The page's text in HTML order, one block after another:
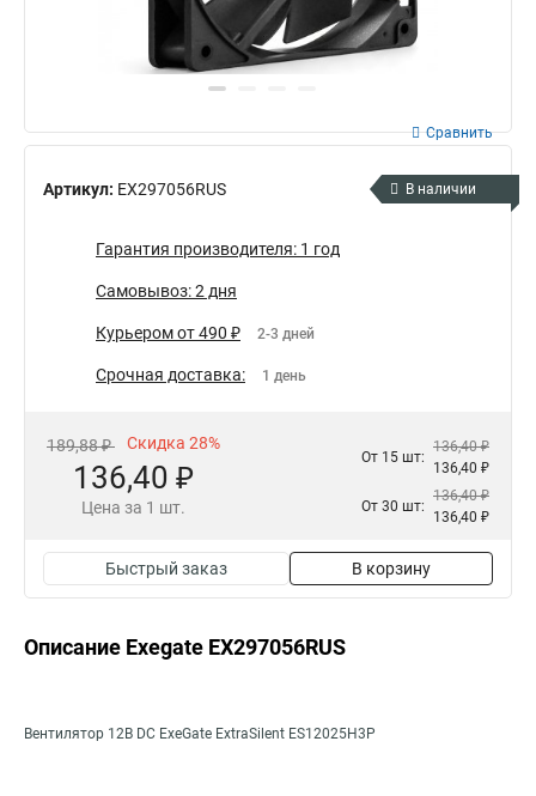
Артикул: EX297056RUS
Сравнить
В наличии
Гарантия производителя: 1 год
Самовывоз: 2 дня
Курьером от 490 ₽ 2-3 дней
Срочная доставка: 1 день
189,88 ₽ Скидка 28%
136,40 ₽
Цена за 1 шт.
От 15 шт:
136,40 ₽
136,40 ₽
От 30 шт:
136,40 ₽
136,40 ₽
Быстрый заказ В корзину
Описание Exegate EX297056RUS
Вентилятор 12В DC ExeGate ExtraSilent ES12025H3P